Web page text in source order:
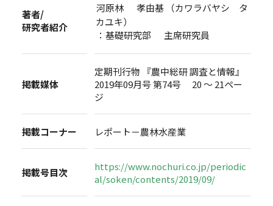
著者/
研究者紹介
河原林 孝由基 （カワラバヤシ タ
カユキ）
：基礎研究部 主席研究員
掲載媒体
定期刊行物 『農中総研 調査と情報』
2019年09月号 第74号 20 ～ 21ペー
ジ
掲載コーナー レポート－農林水産業
掲載号目次
https://www.nochuri.co.jp/periodic
al/soken/contents/2019/09/